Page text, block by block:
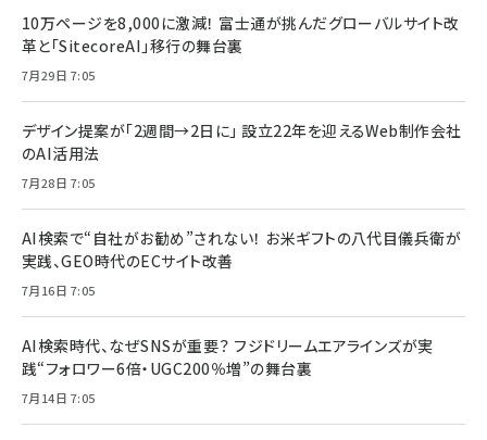
10万ページを8,000に激減！ 富士通が挑んだグローバルサイト改
革と「SitecoreAI」移行の舞台裏
7月29日 7:05
デザイン提案が「2週間→2日に」 設立22年を迎えるWeb制作会社
のAI活用法
7月28日 7:05
AI検索で“自社がお勧め”されない！ お米ギフトの八代目儀兵衛が
実践、GEO時代のECサイト改善
7月16日 7:05
AI検索時代、なぜSNSが重要？ フジドリームエアラインズが実
践“フォロワー6倍・UGC200％増”の舞台裏
7月14日 7:05